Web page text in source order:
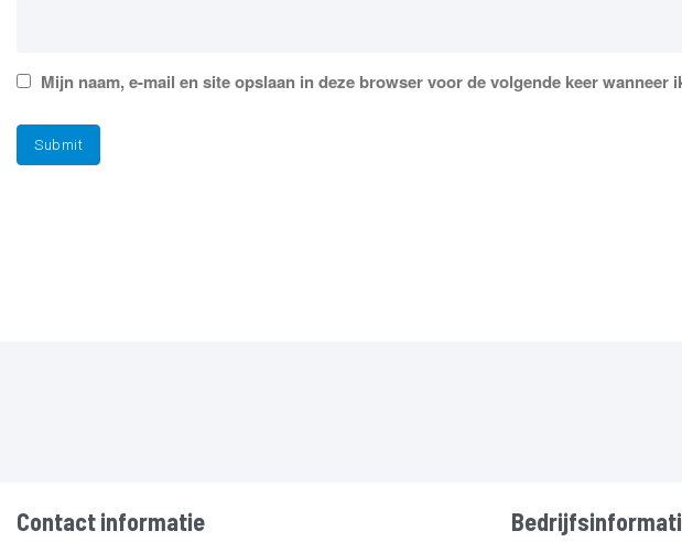
Mijn naam, e-mail en site opslaan in deze browser voor de volgende keer wanneer
Contact informatie